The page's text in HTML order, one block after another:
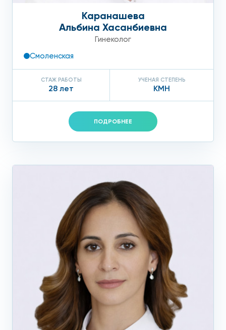
Каранашева
Альбина Хасанбиевна
Гинеколог
Смоленская
СТАЖ РАБОТЫ
28 лет
УЧЕНАЯ СТЕПЕНЬ
КМН
ПОДРОБНЕЕ